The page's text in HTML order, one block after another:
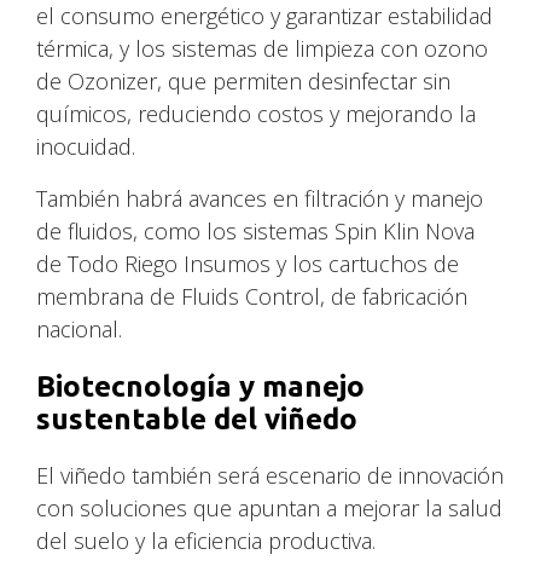
el consumo energético y garantizar estabilidad
térmica, y los sistemas de limpieza con ozono
de Ozonizer, que permiten desinfectar sin
químicos, reduciendo costos y mejorando la
inocuidad.
También habrá avances en filtración y manejo
de fluidos, como los sistemas Spin Klin Nova
de Todo Riego Insumos y los cartuchos de
membrana de Fluids Control, de fabricación
nacional.
Biotecnología y manejo
sustentable del viñedo
El viñedo también será escenario de innovación
con soluciones que apuntan a mejorar la salud
del suelo y la eficiencia productiva.